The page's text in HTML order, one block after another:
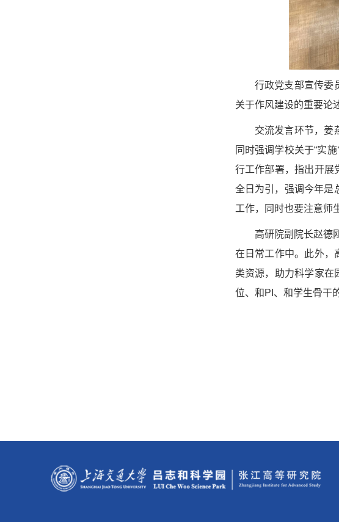
行政党支部宣传委
关于作风建设的重要论
交流发言环节，姜
同时强调学校关于“实
行工作部署，指出开展
全日为引，强调今年是
工作，同时也要注意师
高研院副院长赵德
在日常工作中。此外，
类资源，助力科学家在
位、和PI、和学生骨干